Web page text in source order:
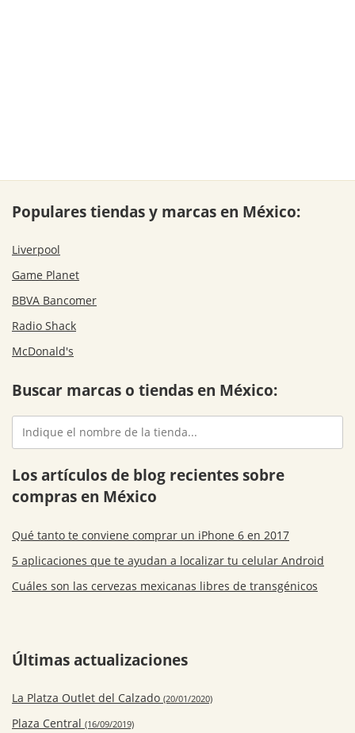
Populares tiendas y marcas en México:
Liverpool
Game Planet
BBVA Bancomer
Radio Shack
McDonald's
Buscar marcas o tiendas en México:
Los artículos de blog recientes sobre
compras en México
Qué tanto te conviene comprar un iPhone 6 en 2017
5 aplicaciones que te ayudan a localizar tu celular Android
Cuáles son las cervezas mexicanas libres de transgénicos
Últimas actualizaciones
La Platza Outlet del Calzado (20/01/2020)
Plaza Central (16/09/2019)